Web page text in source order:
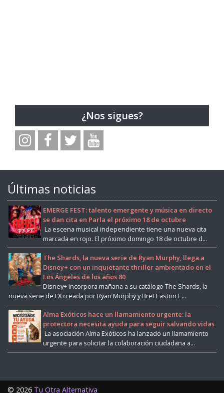
¿Nos sigues?
Últimas noticias
EMERGE FEST: talento emergente y música en directo
se dan cita en Parla el próximo 18 de octubre
La escena musical independiente tiene una nueva cita
marcada en rojo. El próximo domingo 18 de octubre d...
The Shards, la nueva serie de Ryan Murphy, llega a
Disney+ con un inquietante thriller ambientado en el
Los Ángeles de los años 80
Disney+ incorpora mañana a su catálogo The Shards, la
nueva serie de FX creada por Ryan Murphy y Bret Easton E...
Alma Exóticos hace un llamamiento urgente: la
protectora necesita ayuda para seguir salvando vidas
La asociación Alma Exóticos ha lanzado un llamamiento
urgente para solicitar la colaboración ciudadana a...
© 2026 Tu Otra Alternativa